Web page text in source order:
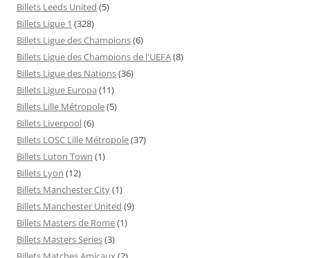
Billets Leeds United (5)
Billets Ligue 1 (328)
Billets Ligue des Champions(6)
Billets Ligue des Champions de l'UEFA(8)
Billets Ligue des Nations(36)
Billets Ligue Europa (11)
Billets Lille Métropole(5)
Billets Liverpool(6)
Billets LOSC Lille Métropole(37)
Billets Luton Town (1)
Billets Lyon (12)
Billets Manchester City(1)
Billets Manchester United (9)
Billets Masters de Rome(1)
Billets Masters Series(3)